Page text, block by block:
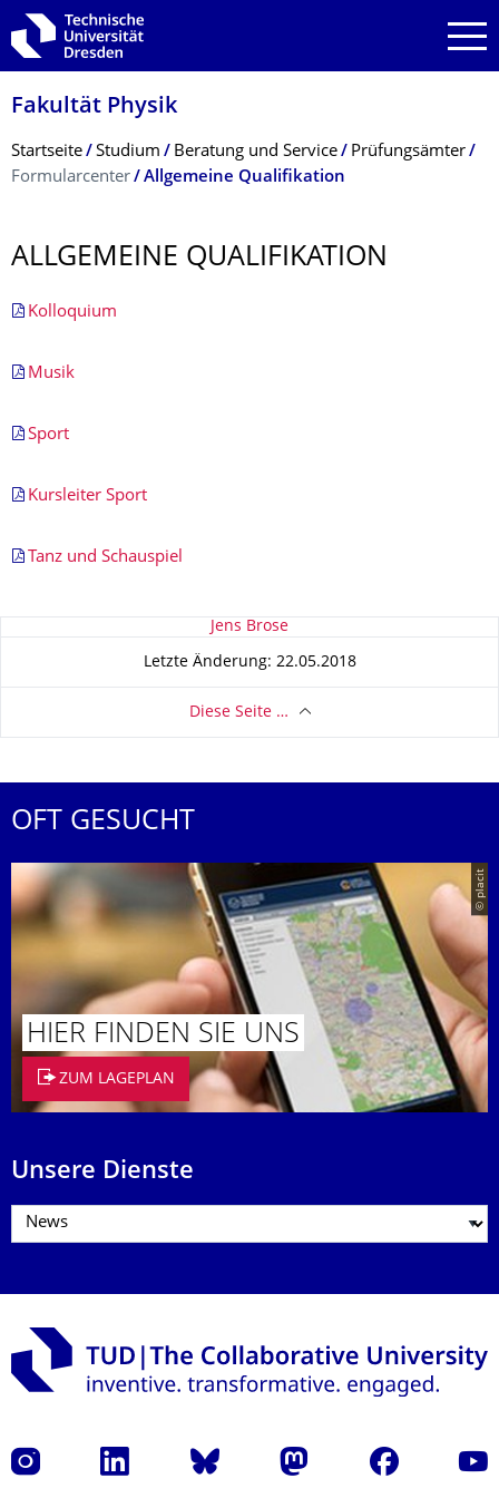
Zur Hauptnavigation springen
Zur Suche springen
Zum Inhalt springen
Fakultät Physik
Breadcrumb-Menü
Startseite Studium Beratung und Service
Prüfungsämter
Formularcenter
Allgemeine Qualifikation
ALLGEMEINE QUALIFIKATION
Kolloquium
Musik
Sport
Kursleiter Sport
Tanz und Schauspiel
Zu dieser Seite Jens Brose
Letzte Änderung: 22.05.2018
Diese Seite …
OFT GESUCHT
© placit
HIER FINDEN SIE UNS
ZUM LAGEPLAN
Unsere Dienste
Instagram LinkedIn Bluesky Mastodon Facebook